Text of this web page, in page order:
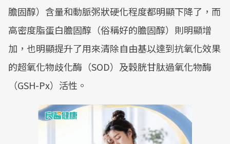
膽固醇）含量和動脈粥狀硬化程度都明顯下降了，而
高密度脂蛋白膽固醇（俗稱好的膽固醇）則明顯增
加，也明顯提升了用來清除自由基以達到抗氧化效果
的超氧化物歧化酶（SOD）及穀胱甘肽過氧化物酶
（GSH-Px）活性。